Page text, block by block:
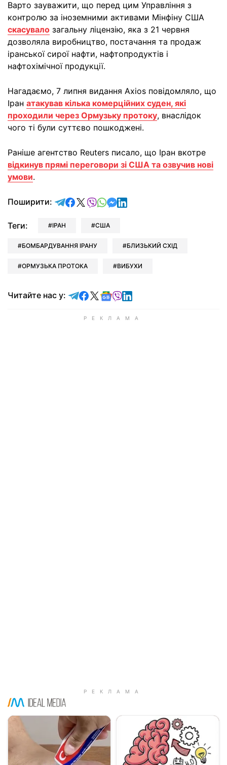
Варто зауважити, що перед цим Управління з
контролю за іноземними активами Мінфіну США
скасувало загальну ліцензію, яка з 21 червня
дозволяла виробництво, постачання та продаж
іранської сирої нафти, нафтопродуктів і
нафтохімічної продукції.
Нагадаємо, 7 липня видання Axios повідомляло, що
Іран атакував кілька комерційних суден, які
проходили через Ормузьку протоку, внаслідок
чого ті були суттєво пошкоджені.
Раніше агентство Reuters писало, що Іран вкотре
відкинув прямі переговори зі США та озвучив нові
умови.
Поширити: відправити у Telegram
поділитись у Facebook
поділитись у X
відправити у Viber
відправити у Whatsapp
відправити у Messenger
відправити у LinkedIn
Теги: ІРАН США
БОМБАРДУВАННЯ ІРАНУ БЛИЗЬКИЙ СХІД
ОРМУЗЬКА ПРОТОКА ВИБУХИ
Читайте нас у: Читайте у Telegram
Читайте у Facebook
Читайте у X
Читайте у Google news
Читайте у Viber
Читайте у LinkedIn